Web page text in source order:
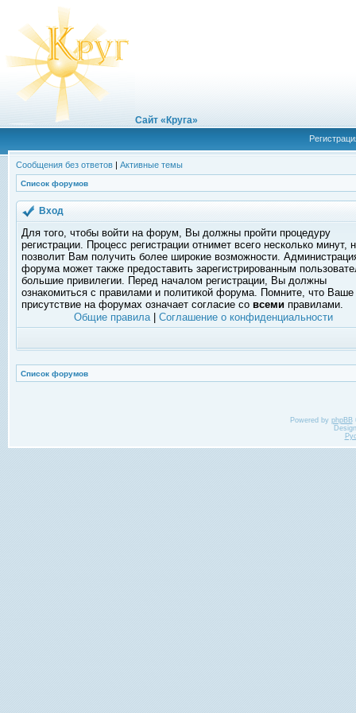
Сайт «Круга»
Сообщения без ответов | Активные темы
Список форумов
Вход
Для того, чтобы войти на форум, Вы должны пройти процедуру
регистрации. Процесс регистрации отнимет всего несколько минут,
позволит Вам получить более широкие возможности.
форума может также предоставить зарегистрированным
большие привилегии. Перед началом регистрации, Вы должны
ознакомиться с правилами и политикой форума. Помните, что Ваше
присутствие на форумах означает согласие со всеми правилами.
Общие правила| Соглашение о конфиденциальности
Список форумов
Powered by phpBB